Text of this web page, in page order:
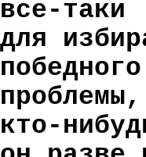
все-
для
кто-